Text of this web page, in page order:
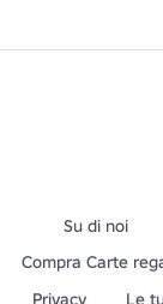
Su di noi
Compra Carte
Privacy
Le